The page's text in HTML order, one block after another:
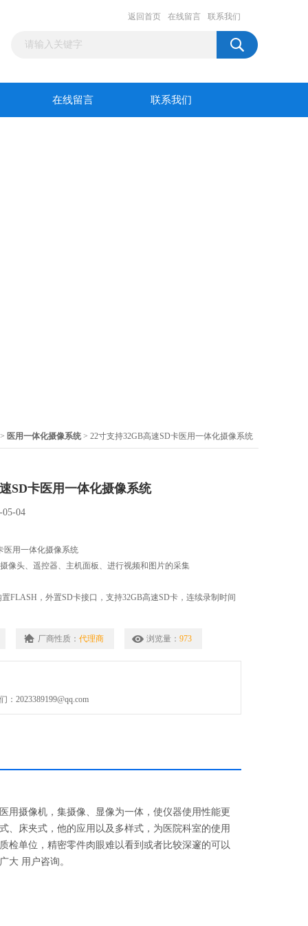
返回首页 在线留言 联系我们
在线留言 联系我们
医用一体化摄像系统 > 22寸支持32GB高速SD卡医用一体化摄像系统
SD卡医用一体化摄像系统
05-04
医用一体化摄像系统
像头、遥控器、主机面板、进行视频和图片的采集
FLASH，外置SD卡接口，支持32GB高速SD卡，连续录制时间
，1920*1080P 25-30FPS
厂商性质： 代理商 浏览量： 973
：2023389199@qq.com
用摄像机，集摄像、显像为一体，使仪器使用性能更
、床夹式，他的应用以及多样式，为医院科室的使用
检单位，精密零件肉眼难以看到或者比较深邃的可以
大 用户咨询。